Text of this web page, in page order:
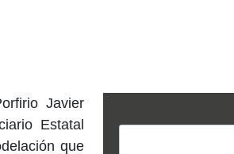
Javier
Estatal
que